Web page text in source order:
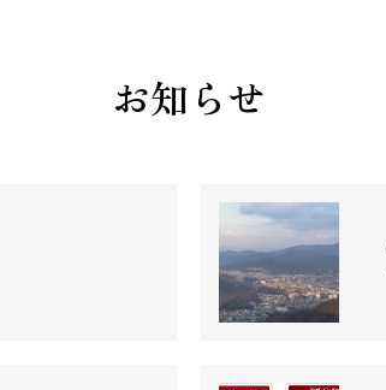
お知らせ